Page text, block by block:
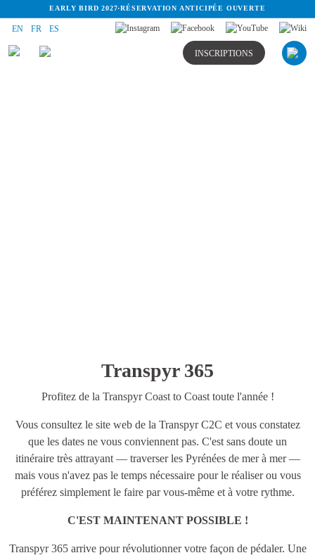
EARLY BIRD 2027·RÉSERVATION ANTICIPÉE OUVERTE
EN FR ES
INSCRIPTIONS
Transpyr 365
Profitez de la Transpyr Coast to Coast toute l'année !
Vous consultez le site web de la Transpyr C2C et vous constatez
que les dates ne vous conviennent pas. C'est sans doute un
itinéraire très attrayant — traverser les Pyrénées de mer à mer —
mais vous n'avez pas le temps nécessaire pour le réaliser ou vous
préférez simplement le faire par vous-même et à votre rythme.
C'EST MAINTENANT POSSIBLE !
Transpyr 365 arrive pour révolutionner votre façon de pédaler. Une